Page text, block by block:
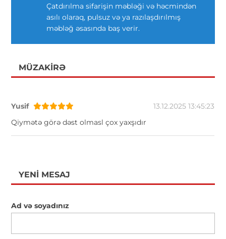
Çatdırılma sifarişin məbləği və həcmindən
asılı olaraq, pulsuz və ya razılaşdırılmış
məbləğ əsasında baş verir.
MÜZAKIRƏ
Yusif
13.12.2025 13:45:23
Qiymətə görə dəst olmasl çox yaxşıdır
YENI MESAJ
Ad və soyadınız